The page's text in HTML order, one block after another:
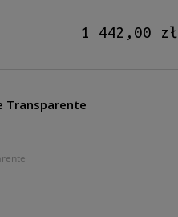
1 442,00 zł
Transparente